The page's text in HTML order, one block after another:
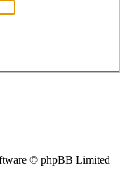
© phpBB Limited